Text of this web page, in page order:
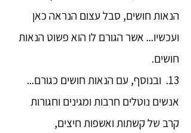
הנאות חושים, סבל עצום הנראה כאן
ועכשיו... אשר הגורם לו הוא פשוט הנאות
חושים.
13. ובנוסף, עם הנאות חושים כגורם...
אנשים נוטלים חרבות ומגינים וחגורות
קרב של קשתות ואשפות חיצים,